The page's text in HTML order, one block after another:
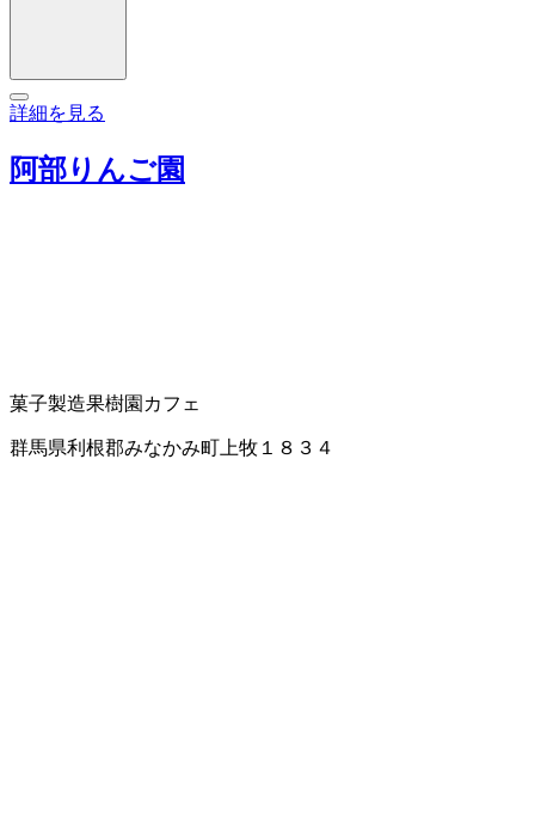
詳細を見る
阿部りんご園
菓子製造果樹園 カフェ
群馬県利根郡みなかみ町上牧１８３４